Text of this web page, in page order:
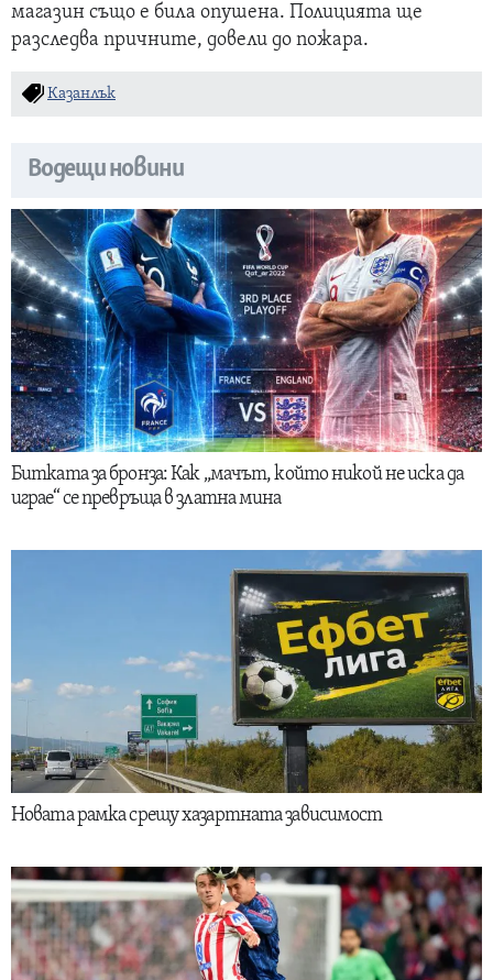
магазин също е била опушена. Полицията ще
разследва причните, довели до пожара.
Казанлък
Водещи новини
Битката за бронза: Как „мачът, който никой не иска да
играе“ се превръща в златна мина
Новата рамка срещу хазартната зависимост